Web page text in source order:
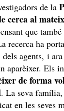
de la
cerca al
que
recerca ha
dels agents, i
aparèixer. Els
de forma
. La seva
en les seves